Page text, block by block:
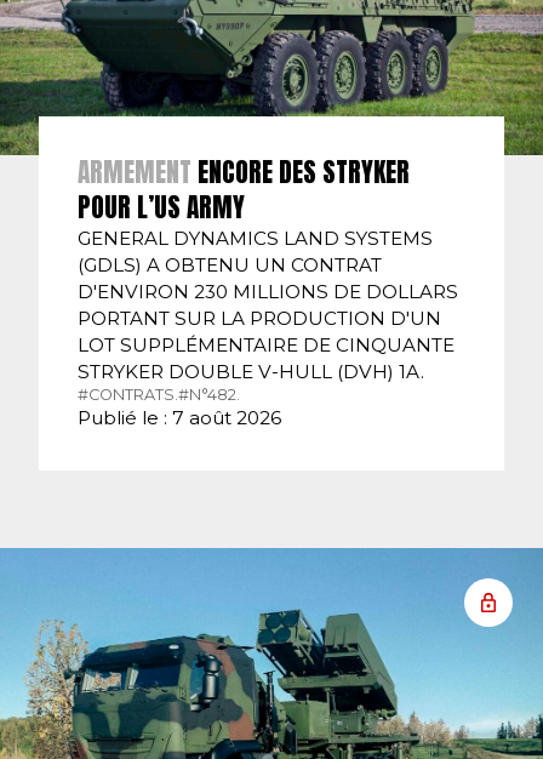
ARMEMENT ENCORE DES STRYKER
POUR L’US ARMY
GENERAL DYNAMICS LAND SYSTEMS
(GDLS) A OBTENU UN CONTRAT
D'ENVIRON 230 MILLIONS DE DOLLARS
PORTANT SUR LA PRODUCTION D'UN
LOT SUPPLÉMENTAIRE DE CINQUANTE
STRYKER DOUBLE V-HULL (DVH) 1A.
#CONTRATS.#N°482.
Publié le : 7 août 2026